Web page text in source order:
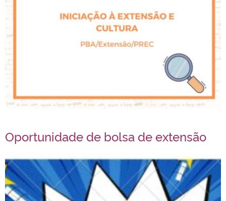
Oportunidade de bolsa de extensão